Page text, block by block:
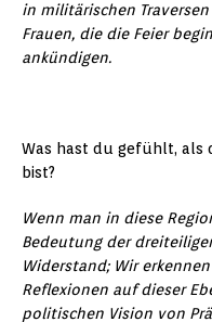
in militärischen
Frauen, die die Feier
ankündigen.
Was hast du gefühlt, als
bist?
Wenn man in diese
Bedeutung der
Widerstand; Wir
Reflexionen auf dieser
politischen Vision von